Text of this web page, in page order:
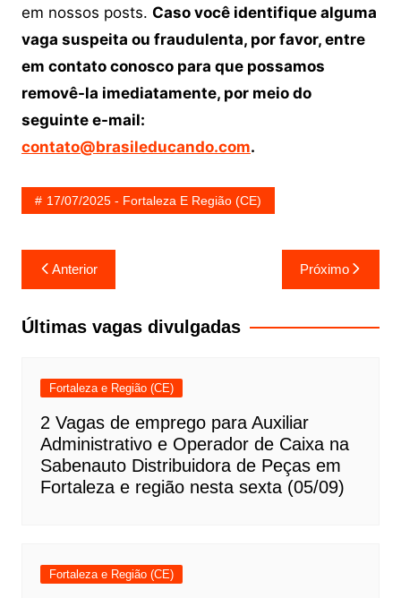
em nossos posts. Caso você identifique alguma
vaga suspeita ou fraudulenta, por favor, entre
em contato conosco para que possamos
removê-la imediatamente, por meio do
seguinte e-mail:
contato@brasileducando.com.
17/07/2025 - Fortaleza E Região (CE)
Navegação
de
Post
Anterior Próximo
Últimas vagas divulgadas
Fortaleza e Região (CE)
2 Vagas de emprego para Auxiliar
Administrativo e Operador de Caixa na
Sabenauto Distribuidora de Peças em
Fortaleza e região nesta sexta (05/09)
Fortaleza e Região (CE)